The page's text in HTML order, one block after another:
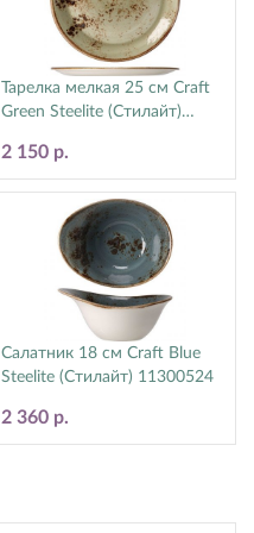
Тарелка мелкая 25 см Craft
Green Steelite (Стилайт)
2 150 р.
Салатник 18 см Craft Blue
Steelite (Стилайт) 11300524
2 360 р.